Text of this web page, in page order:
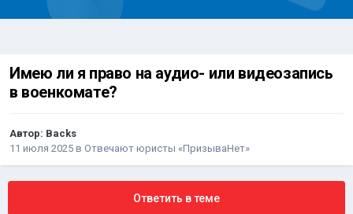
Имею ли я право на аудио- или видеозапись
в военкомате?
Автор: Backs
11 июля 2025 в Отвечают юристы «ПризываНет»
Ответить в теме